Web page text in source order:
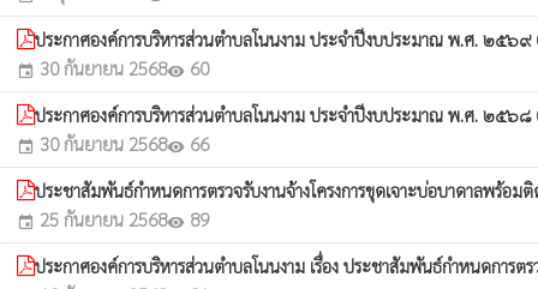
ประกาศองค์การบริหารส่วนตำบลโนนงาม ประจำปีงบประมาณ พ.ศ. ๒๕
event 30 กันยายน 2568visibility 60
ประกาศองค์การบริหารส่วนตำบลโนนงาม ประจำปีงบประมาณ พ.ศ. ๒๕
event 30 กันยายน 2568visibility 66
ประชาสัมพันธ์กำหนดการตรวจรับงานจ้างโครงการขุดเจาะบ่อบาดาลพร้
event 25 กันยายน 2568visibility 89
ประกาศองค์การบริหารส่วนตำบลโนนงาม เรื่อง ประชาสัมพันธ์กำหนดกา